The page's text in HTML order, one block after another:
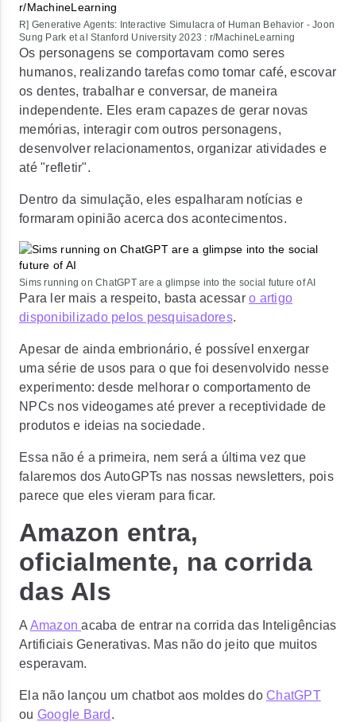
R] Generative Agents: Interactive Simulacra of Human Behavior - Joon
Sung Park et al Stanford University 2023 : r/MachineLearning
Os personagens se comportavam como seres
humanos, realizando tarefas como tomar café, escovar
os dentes, trabalhar e conversar, de maneira
independente. Eles eram capazes de gerar novas
memórias, interagir com outros personagens,
desenvolver relacionamentos, organizar atividades e
até "refletir".
Dentro da simulação, eles espalharam notícias e
formaram opinião acerca dos acontecimentos.
Sims running on ChatGPT are a glimpse into the social future of AI
Para ler mais a respeito, basta acessar o artigo
disponibilizado pelos pesquisadores.
Apesar de ainda embrionário, é possível enxergar
uma série de usos para o que foi desenvolvido nesse
experimento: desde melhorar o comportamento de
NPCs nos videogames até prever a receptividade de
produtos e ideias na sociedade.
Essa não é a primeira, nem será a última vez que
falaremos dos AutoGPTs nas nossas newsletters, pois
parece que eles vieram para ficar.
Amazon entra,
oficialmente, na corrida
das AIs
A Amazonacaba de entrar na corrida das Inteligências
Artificiais Generativas. Mas não do jeito que muitos
esperavam.
Ela não lançou um chatbot aos moldes do ChatGPT
ou Google Bard .